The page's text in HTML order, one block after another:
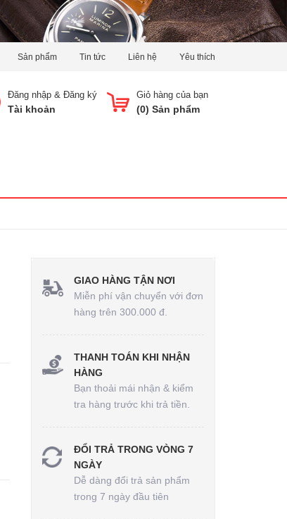
Sản phẩm Tin tức Liên hệ Yêu thích
Giỏ hàng của bạn
(0) Sản phẩm
Đăng nhập & Đăng ký
Tài khoản
GIAO HÀNG TẬN NƠI
Miễn phí vận chuyển với đơn
hàng trên 300.000 đ.
THANH TOÁN KHI NHẬN
HÀNG
Bạn thoải mái nhận & kiểm
tra hàng trước khi trả tiền.
ĐỔI TRẢ TRONG VÒNG 7
NGÀY
Dễ dàng đổi trả sản phẩm
trong 7 ngày đầu tiên